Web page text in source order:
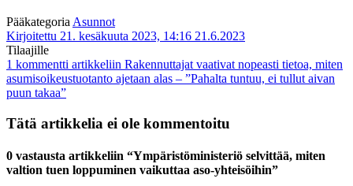
Pääkategoria Asunnot
Kirjoitettu 21. kesäkuuta 2023, 14:16 21.6.2023
Tilaajille
1 kommentti artikkeliin Rakennuttajat vaativat nopeasti tietoa, miten
asumisoikeustuotanto ajetaan alas – ”Pahalta tuntuu, ei tullut aivan
puun takaa”
Tätä artikkelia ei ole kommentoitu
0 vastausta artikkeliin “Ympäristöministeriö selvittää, miten
valtion tuen loppuminen vaikuttaa aso-yhteisöihin”